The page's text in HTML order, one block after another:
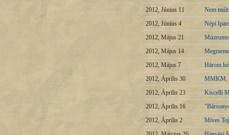
2012, Június 11
Nem
2012, Június 4
Népi
2012, Május 21
2012, Május 14
2012, Május 7
Három
2012, Április 30
MMKM,
2012, Április 23
Kiscelli
2012, Április 16
2012, Április 2
Míves